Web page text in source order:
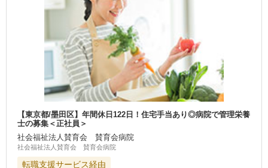
【東京都/墨田区】年間休日122日！住宅手当あり◎病院で管理栄養
士の募集＜正社員＞
社会福祉法人賛育会 賛育会病院
社会福祉法人賛育会 賛育会病院
転職支援サービス経由